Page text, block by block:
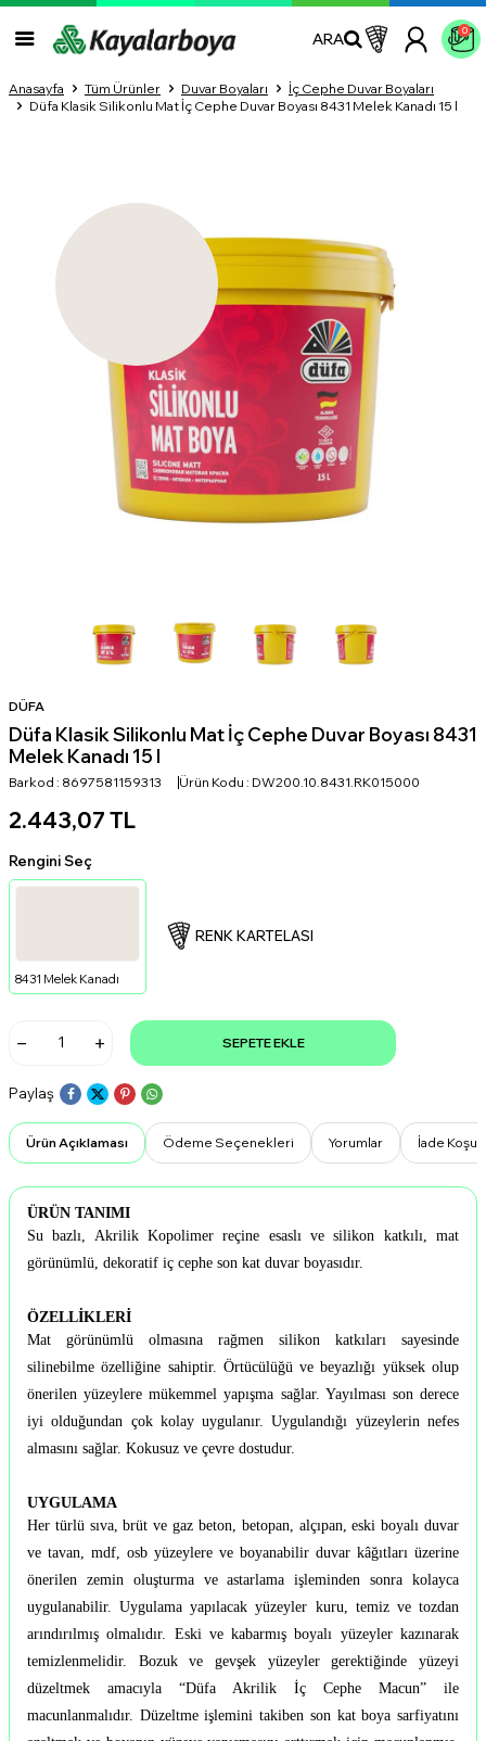
ARA 0
Anasayfa Tüm Ürünler Duvar Boyaları
İç Cephe Duvar Boyaları
Düfa Klasik Silikonlu Mat İç Cephe Duvar Boyası 8431 Melek Kanadı 15 l
DÜFA
Düfa Klasik Silikonlu Mat İç Cephe Duvar Boyası 8431
Melek Kanadı 15 l
Barkod : 8697581159313 Ürün Kodu : DW200.10.8431.RK015000
2.443,07 TL
Rengini Seç
8431 Melek Kanadı
RENK KARTELASI
SEPETE EKLE
Paylaş
Ürün Açıklaması Ödeme Seçenekleri Yorumlar İade
ÜRÜN TANIMI
Su bazlı, Akrilik Kopolimer reçine esaslı ve silikon katkılı, mat
görünümlü, dekoratif iç cephe son kat duvar boyasıdır.
ÖZELLİKLERİ
Mat görünümlü olmasına rağmen silikon katkıları sayesinde
silinebilme özelliğine sahiptir. Örtücülüğü ve beyazlığı yüksek olup
önerilen yüzeylere mükemmel yapışma sağlar. Yayılması son derece
iyi olduğundan çok kolay uygulanır. Uygulandığı yüzeylerin nefes
almasını sağlar. Kokusuz ve çevre dostudur.
UYGULAMA
Her türlü sıva, brüt ve gaz beton, betopan, alçıpan, eski boyalı duvar
ve tavan, mdf, osb yüzeylere ve boyanabilir duvar kâğıtları üzerine
önerilen zemin oluşturma ve astarlama işleminden sonra kolayca
uygulanabilir. Uygulama yapılacak yüzeyler kuru, temiz ve tozdan
arındırılmış olmalıdır. Eski ve kabarmış boyalı yüzeyler kazınarak
temizlenmelidir. Bozuk ve gevşek yüzeyler gerektiğinde yüzeyi
düzeltmek amacıyla “Düfa Akrilik İç Cephe Macun” ile
macunlanmalıdır. Düzeltme işlemini takiben son kat boya sarfiyatını